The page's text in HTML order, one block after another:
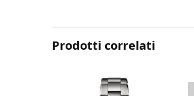
Prodotti correlati